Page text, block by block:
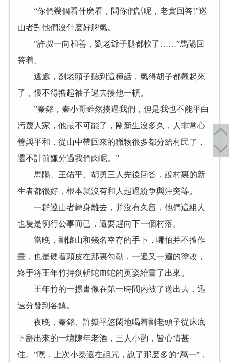
“你們幾個看什麽看，問你們話呢，老實回答!”巡
山者對他們沒什麽好脾氣。
”許叔一向和善，劉老爺子腿都軟了……”馬陽回
答着。
遠處，劉老頭子聽到這種話，氣得胡子都翹起來
了，恨不得撸起袖子過去揍他一頓。
”秦銘，秦小哥雖然揍過我們，但是我也不能平白
污蔑人家，他最不可能了，剛新生沒多久，人非常心
善與平和，從山中帶回來的獵物很多都分給村民了，
還不計前嫌分過我們肉呢。”
馬陽、王佑平、胡勇三人先後回答，說村裏的新
生者都很好，根本就沒有和人起過紛争與沖突等。
一群巡山者轉身離去，并沒有久留，他們這組人
也隻是例行公事而已，還要趕向下一個村落。
當晚，劉懷山和幾名幸存的手下，哪怕并不擅作
畫，也是硬着頭皮在那裏勾勒，一遍又一遍的塗改，
終于将王年竹持劍斬蛇血蛇的英姿給畫了出來。
王年竹的一摞畫像在第一時間内被了送出去，迅
速分發到各鎮。
夜晚，秦銘、許嶽平悠閑地喝着劉老頭子從床底
下翻出來的一壇陳年老酒，三人小酌，皆心情甚
佳。”嘿，上次小秦還在詛咒，說了那麽多的“萬一”，